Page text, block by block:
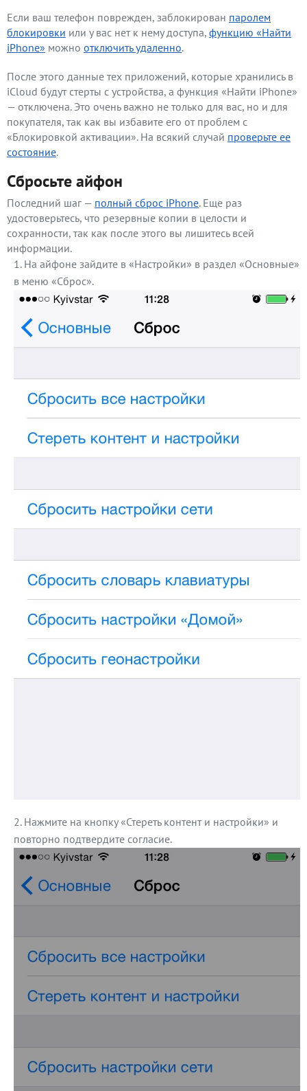
Если ваш телефон поврежден, заблокирован паролем
блокировки или у вас нет к нему доступа, функцию «Найти
iPhone» можно отключить удаленно.
После этого данные тех приложений, которые хранились в
iCloud будут стерты с устройства, а функция «Найти iPhone»
— отключена. Это очень важно не только для вас, но и для
покупателя, так как вы избавите его от проблем с
«Блокировкой активации». На всякий случай проверьте ее
состояние.
Сбросьте айфон
Последний шаг — полный сброс iPhone. Еще раз
удостоверьтесь, что резервные копии в целости и
сохранности, так как после этого вы лишитесь всей
информации.
На айфоне зайдите в «Настройки» в раздел «Основные»
в меню «Сброс».
Нажмите на кнопку «Стереть контент и настройки» и
повторно подтвердите согласие.